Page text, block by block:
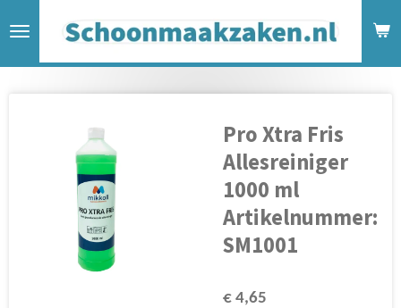
direct
Pro Xtra Fris
Allesreiniger
1000 ml
Artikelnummer:
SM1001
€ 4,65